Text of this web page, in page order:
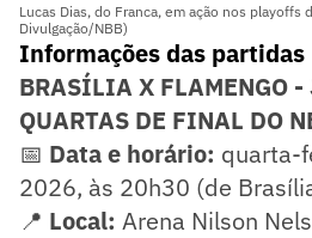
Lucas Dias, do Franca, em ação nos playoffs
Divulgação/NBB)
Informações das partidas
BRASÍLIA X FLAMENGO -
QUARTAS DE FINAL DO
📅 Data e horário: quarta-
2026, às 20h30 (de
📍 Local: Arena Nilson